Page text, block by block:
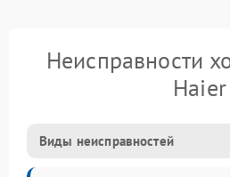
Неисправности
Haier
Виды неисправностей